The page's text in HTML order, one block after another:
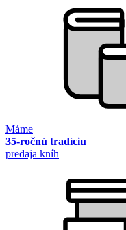
Máme
35-ročnú tradíciu
predaja kníh